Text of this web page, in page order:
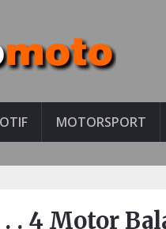
MOTORSPORT
. 4 Motor